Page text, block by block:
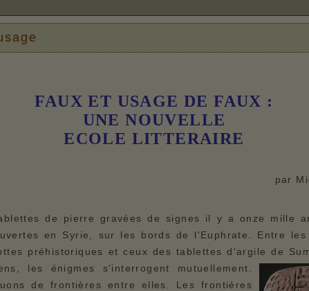
FAUX ET USAGE DE FAUX :
UNE NOUVELLE
ECOLE LITTERAIRE
par
de pierre gravées de signes il y a onze mille
en Syrie, sur les bords de l'Euphrate. Entre
préhistoriques et ceux des tablettes d'argile de
les énigmes s'interrogent mutuellement.
de frontières entre elles. Les frontières